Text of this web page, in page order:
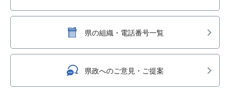
県の組織・電話番号一覧
県政へのご意見・ご提案